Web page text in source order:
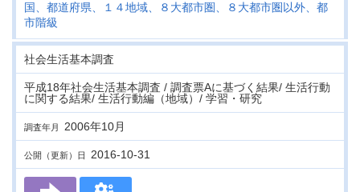
国、都道府県、１４地域、８大都市圏、８大都市圏以外、都
市階級
社会生活基本調査
平成18年社会生活基本調査 / 調査票Aに基づく結果/ 生活行動
に関する結果/ 生活行動編（地域）/ 学習・研究
調査年月 2006年10月
公開（更新）日 2016-10-31